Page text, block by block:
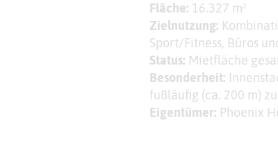
Fläche: 16.327 m²
Zielnutzung:
Sport/Fitness, Büros
Status: Mietfläche
Besonderheit:
fußläufig (ca. 200 m)
Eigentümer: Phoenix